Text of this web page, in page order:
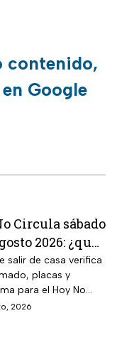
contenido,
Google
Circula sábado
2026: ¿qué
circulan en
y Edomex?
salir de casa verifica
placas y
para el Hoy No
este sábado
2026